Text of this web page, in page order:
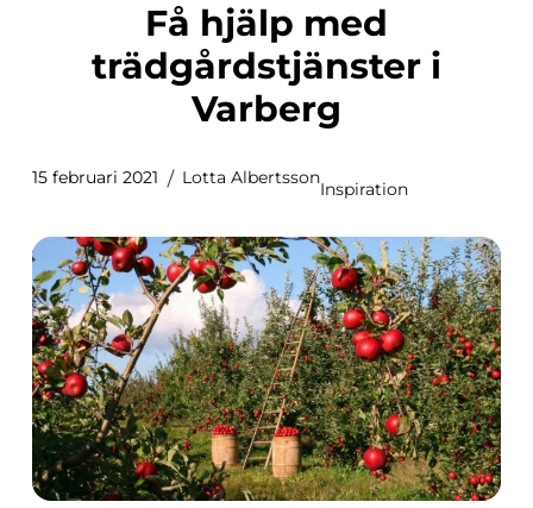
Få hjälp med
trädgårdstjänster i
Varberg
15 februari 2021 Lotta Albertsson
Inspiration